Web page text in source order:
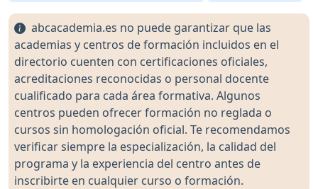
abcacademia.es no puede garantizar que las
academias y centros de formación incluidos en el
directorio cuenten con certificaciones oficiales,
acreditaciones reconocidas o personal docente
cualificado para cada área formativa. Algunos
centros pueden ofrecer formación no reglada o
cursos sin homologación oficial. Te recomendamos
verificar siempre la especialización, la calidad del
programa y la experiencia del centro antes de
inscribirte en cualquier curso o formación.